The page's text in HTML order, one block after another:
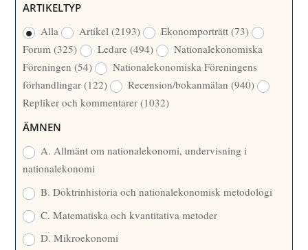
/
Å
R
R
F
A
T
T
A
R
ARTIKELTYP
Alla
Artikel(2193) Ekonomporträtt(73)
Forum(325) Ledare(494)
Nationalekonomiska
Föreningen(54)
Nationalekonomiska Föreningens
förhandlingar(122) Recension/bokanmälan(940)
Repliker och kommentarer(1032)
ÄMNEN
A. Allmänt om nationalekonomi, undervisning i
nationalekonomi
B. Doktrinhistoria och nationalekonomisk metodologi
C. Matematiska och kvantitativa metoder
D. Mikroekonomi